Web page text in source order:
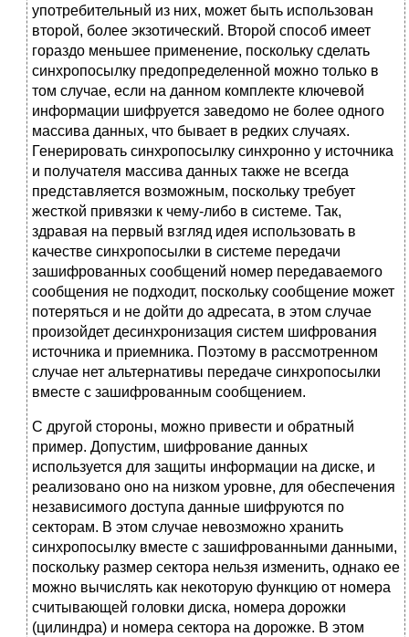
употребительный из них, может быть использован
второй, более экзотический. Второй способ имеет
гораздо меньшее применение, поскольку сделать
синхропосылку предопределенной можно только в
том случае, если на данном комплекте ключевой
информации шифруется заведомо не более одного
массива данных, что бывает в редких случаях.
Генерировать синхропосылку синхронно у источника
и получателя массива данных также не всегда
представляется возможным, поскольку требует
жесткой привязки к чему-либо в системе. Так,
здравая на первый взгляд идея использовать в
качестве синхропосылки в системе передачи
зашифрованных сообщений номер передаваемого
сообщения не подходит, поскольку сообщение может
потеряться и не дойти до адресата, в этом случае
произойдет десинхронизация систем шифрования
источника и приемника. Поэтому в рассмотренном
случае нет альтернативы передаче синхропосылки
вместе с зашифрованным сообщением.
С другой стороны, можно привести и обратный
пример. Допустим, шифрование данных
используется для защиты информации на диске, и
реализовано оно на низком уровне, для обеспечения
независимого доступа данные шифруются по
секторам. В этом случае невозможно хранить
синхропосылку вместе с зашифрованными данными,
поскольку размер сектора нельзя изменить, однако ее
можно вычислять как некоторую функцию от номера
считывающей головки диска, номера дорожки
(цилиндра) и номера сектора на дорожке. В этом